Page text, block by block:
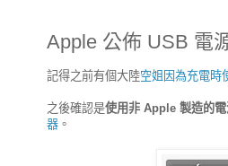
Apple 公佈 USB 電
記得之前有個大陸空姐因為充電時
之後確認是使用非 Apple 製造的
器 。